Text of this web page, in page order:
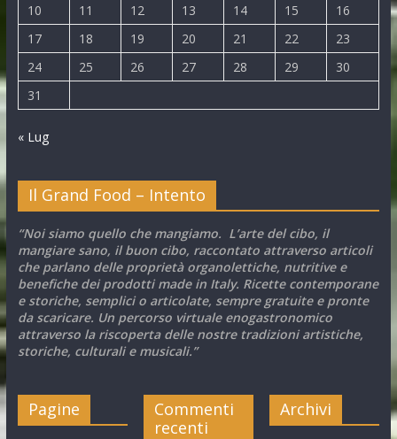
10
11 12 13 14 15
16
17
18 19 20 21 22
23
24
25 26 27 28 29
30
31
« Lug
Il Grand Food – Intento
“Noi siamo quello che mangiamo. L’arte del cibo, il
mangiare sano, il buon cibo, raccontato attraverso articoli
che parlano delle proprietà organolettiche, nutritive e
benefiche dei prodotti made in Italy. Ricette contemporane
e storiche, semplici o articolate, sempre gratuite e pronte
da scaricare. Un percorso virtuale enogastronomico
attraverso la riscoperta delle nostre tradizioni artistiche,
storiche, culturali e musicali.”
Pagine
Commenti
recenti
Archivi